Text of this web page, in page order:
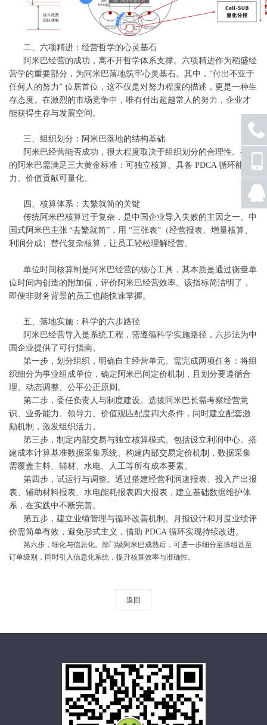
二、六项精进：经营哲学的心灵基石
阿米巴经营的成功，离不开哲学体系支撑。六项精进作为稻盛经
营学的重要部分，为阿米巴落地筑牢心灵基石。其中， “付出不亚于
任何人的努力” 位居首位，这不仅是对努力程度的描述，更是一种生
存态度。在激烈的市场竞争中，唯有付出超越常人的努力，企业才
能获得生存与发展空间。
三、组织划分：阿米巴落地的结构基础
阿米巴经营能否成功，很大程度取决于组织划分的合理性。有效
的阿米巴需满足三大黄金标准：可独立核算、具备 PDCA 循环能
力、价值贡献可量化。
四、核算体系：去繁就简的关键
传统阿米巴核算过于复杂，是中国企业导入失败的主因之一。中
国式阿米巴主张 “去繁就简” ，用 “三张表” （经营报表、增量核算、
利润分成）替代复杂核算，让员工轻松理解经营。
单位时间核算制是阿米巴经营的核心工具，其本质是通过衡量单
位时间内创造的附加值，评价阿米巴经营效率。该指标简洁明了，
即便非财务背景的员工也能快速掌握。
五、落地实施：科学的六步路径
阿米巴经营导入是系统工程，需遵循科学实施路径，六步法为中
国企业提供了可行指南。
第一步，划分组织，明确自主经营单元。需完成两项任务：将组
织细分为事业组成单位，确定阿米巴间定价机制，且划分要遵循合
理、动态调整、公平公正原则。
第二步，委任负责人与制度建设。选拔阿米巴长需考察经营意
识、业务能力、领导力、价值观匹配度四大条件，同时建立配套激
励机制，激发组织活力。
第三步，制定内部交易与独立核算模式。包括设立利润中心、搭
建成本计算基准数据采集系统、构建内部交易定价机制，数据采集
需覆盖主料、辅材、水电、人工等所有成本要素。
第四步，试运行与调整。通过搭建经营利润速报表、投入产出报
表、辅助材料报表、水电能耗报表四大报表，建立基础数据维护体
系，在实践中不断完善。
第五步，建立业绩管理与循环改善机制。月报设计和月度业绩评
价需简单有效，避免形式主义，借助 PDCA 循环实现持续改进。
第六步，细化与信息化。部门级阿米巴成熟后，可进一步细分至班组甚至
订单级别，同时引入信息化系统，提升核算效率与准确性。
返回
座机
号码
手机
号码
QQ